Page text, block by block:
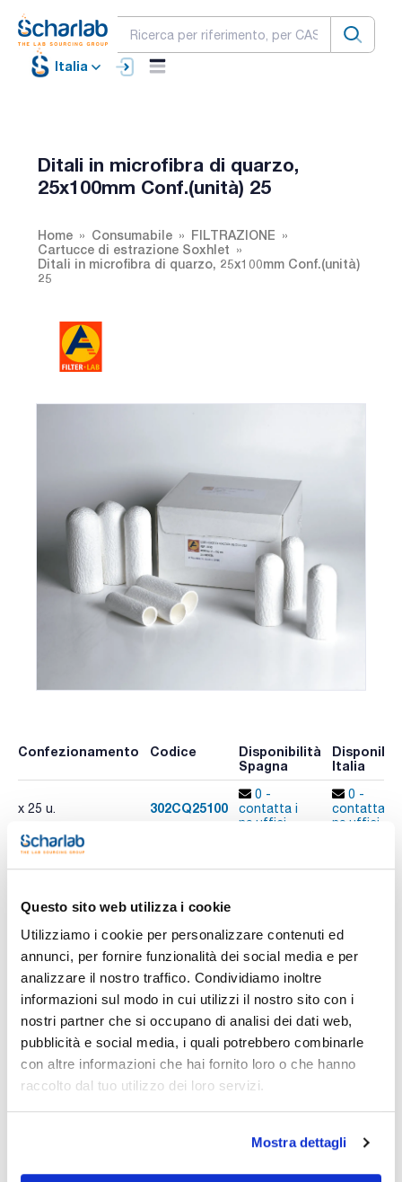
Questo sito web utilizza i cookie
Utilizziamo i cookie per personalizzare contenuti ed
annunci, per fornire funzionalità dei social media e per
analizzare il nostro traffico. Condividiamo inoltre
informazioni sul modo in cui utilizzi il nostro sito con i
nostri partner che si occupano di analisi dei dati web,
pubblicità e social media, i quali potrebbero combinarle
con altre informazioni che hai fornito loro o che hanno
raccolto dal tuo utilizzo dei loro servizi.
Mostra dettagli
Italia
Ditali in microfibra di quarzo,
25x100mm Conf.(unità) 25
Home Consumabile
FILTRAZIONE
Cartucce di estrazione Soxhlet
Ditali in microfibra di quarzo, 25x100mm Conf.(unità)
25
Confezionamento Codice
Disponibilità
Spagna
Italia
x 25 u. 302CQ25100
0 -
contatta i
ns.uffici
0 -
contatta i
ns.uffici
Stampa pagina prodotto
Caratteristiche
Dimensions inner diameter x length (mm) : 25x100mm
Particle retention in liquid (μm) : Nom. 0,5 microns
Pack (u.) : 25
Vedi di più
Documentazione tecnica
TDS / Scheda tecnica
COA
Registrati per i download